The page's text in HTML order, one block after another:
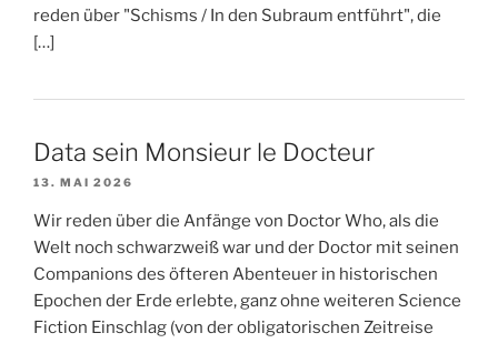
reden über "Schisms / In den Subraum entführt", die
[…]
Data sein Monsieur le Docteur
13. MAI 2026
Wir reden über die Anfänge von Doctor Who, als die
Welt noch schwarzweiß war und der Doctor mit seinen
Companions des öfteren Abenteuer in historischen
Epochen der Erde erlebte, ganz ohne weiteren Science
Fiction Einschlag (von der obligatorischen Zeitreise